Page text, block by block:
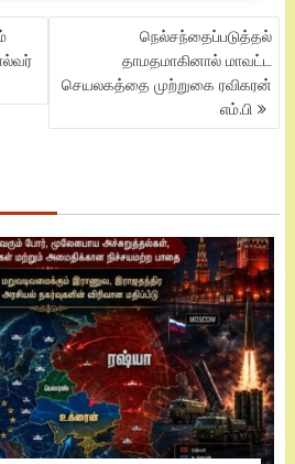
நெல்சந்தைப்படுத்தல்
தாமதமாகினால் மாவட்ட
செயலகத்தை முற்றுகை ரவிகரன்
எம்.பி